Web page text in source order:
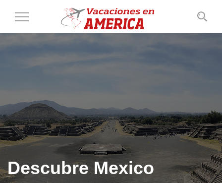
Cambiar
navegación
Descubre Mexico